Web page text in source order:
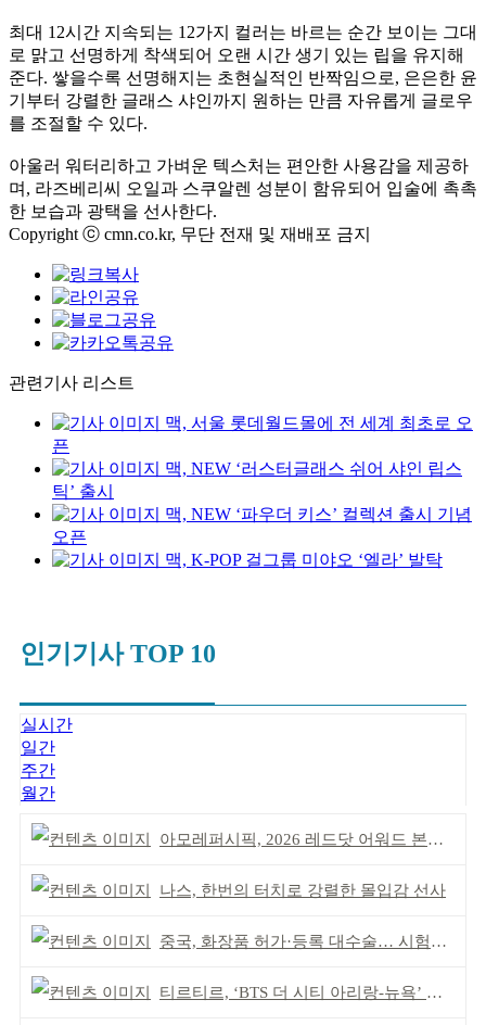
최대 12시간 지속되는 12가지 컬러는 바르는 순간 보이는 그대
로 맑고 선명하게 착색되어 오랜 시간 생기 있는 립을 유지해
준다. 쌓을수록 선명해지는 초현실적인 반짝임으로, 은은한 윤
기부터 강렬한 글래스 샤인까지 원하는 만큼 자유롭게 글로우
를 조절할 수 있다.
아울러 워터리하고 가벼운 텍스처는 편안한 사용감을 제공하
며, 라즈베리씨 오일과 스쿠알렌 성분이 함유되어 입술에 촉촉
한 보습과 광택을 선사한다.
Copyright ⓒ cmn.co.kr, 무단 전재 및 재배포 금지
관련기사 리스트
맥, 서울 롯데월드몰에 전 세계 최초로 오
픈
맥, NEW ‘러스터글래스 쉬어 샤인 립스
틱’ 출시
맥, NEW ‘파우더 키스’ 컬렉션 출시 기념
오픈
맥, K-POP 걸그룹 미야오 ‘엘라’ 발탁
인기기사 TOP 10
실시간
일간
주간
월간
아모레퍼시픽, 2026 레드닷 어워드 본상 2개 수상
나스, 한번의 터치로 강렬한 몰입감 선사
중국, 화장품 허가·등록 대수술… 시험자료 공용 허용
티르티르, ‘BTS 더 시티 아리랑-뉴욕’ 참여